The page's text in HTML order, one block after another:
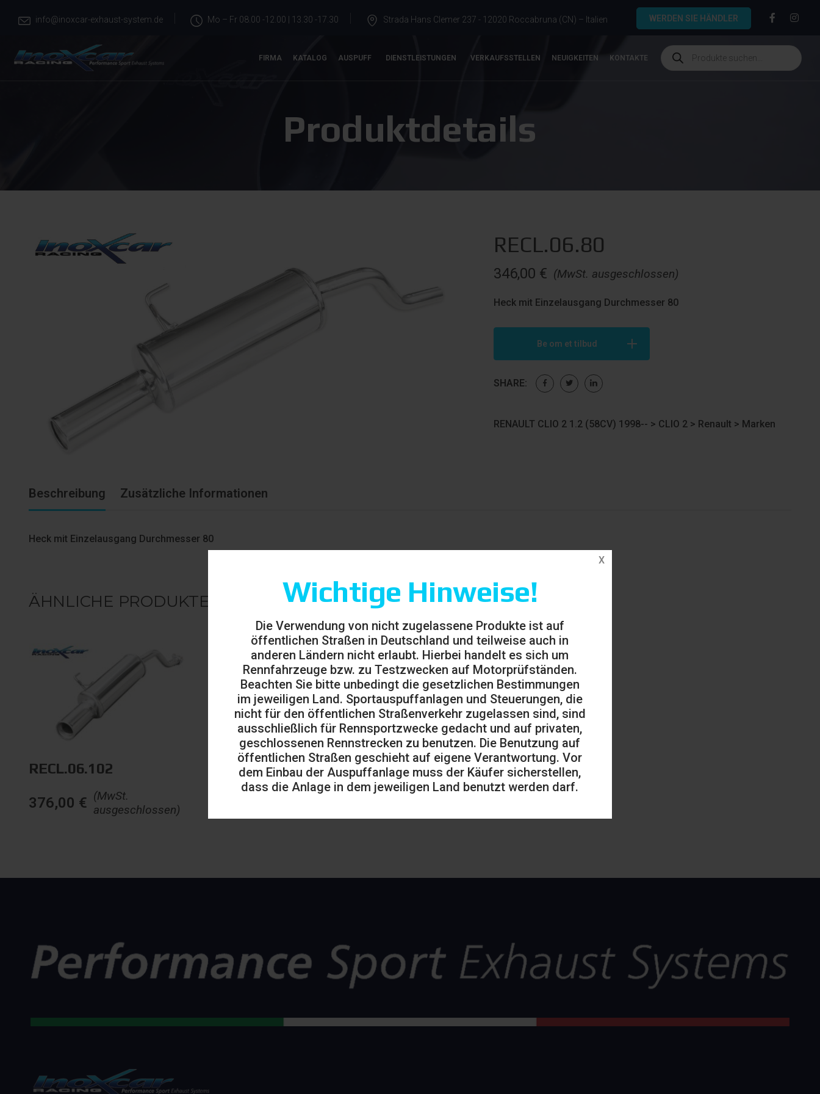
Wichtige Hinweise!
Die Verwendung von nicht zugelassene Produkte ist auf
öffentlichen Straßen in Deutschland und teilweise auch in
anderen Ländern nicht erlaubt. Hierbei handelt es sich um
Rennfahrzeuge bzw. zu Testzwecken auf Motorprüfständen.
Beachten Sie bitte unbedingt die gesetzlichen Bestimmungen
im jeweiligen Land. Sportauspuffanlagen und Steuerungen, die
nicht für den öffentlichen Straßenverkehr zugelassen sind, sind
ausschließlich für Rennsportzwecke gedacht und auf privaten,
geschlossenen Rennstrecken zu benutzen. Die Benutzung auf
öffentlichen Straßen geschieht auf eigene Verantwortung. Vor
dem Einbau der Auspuffanlage muss der Käufer sicherstellen,
dass die Anlage in dem jeweiligen Land benutzt werden darf.
info@inoxcar-exhaust-system.de Mo – Fr 08.00 -12.00 | 13.30 -17.30 Strada Hans Clemer 237 - 12020 Roccabruna (CN) – Italien WERDEN SIE HÄNDLER
FIRMA KATALOG AUSPUFF DIENSTLEISTUNGEN VERKAUFSSTELLEN NEUIGKEITEN KONTAKTE
Produktdetails
RECL.06.80
(MwSt. ausgeschlossen)
346,00 €
Heck mit Einzelausgang Durchmesser 80
Be om et tilbud
SHARE:
RENAULT CLIO 2 1.2 (58CV) 1998-- > CLIO 2 > Renault > Marken
Beschreibung Zusätzliche Informationen
Heck mit Einzelausgang Durchmesser 80
ÄHNLICHE PRODUKTE
RECL.06.102
(MwSt.
ausgeschlossen)
376,00 €